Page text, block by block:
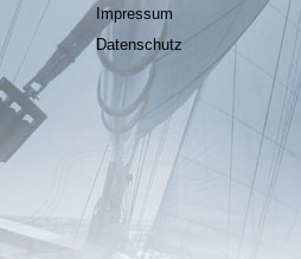
Impressum
Datenschutz